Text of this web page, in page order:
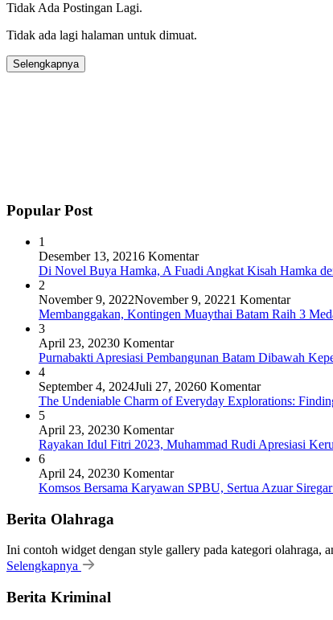
Tidak Ada Postingan Lagi.
Tidak ada lagi halaman untuk dimuat.
Selengkapnya
Popular Post
1
Desember 13, 20216 Komentar
Di Novel Buya Hamka, A Fuadi Angkat Kisah Hamka
2
November 9, 2022November 9, 20221 Komentar
Membanggakan, Kontingen Muaythai Batam Raih 3
3
April 23, 20230 Komentar
Purnabakti Apresiasi Pembangunan Batam Dibawah
4
September 4, 2024Juli 27, 20260 Komentar
The Undeniable Charm of Everyday Explorations:
5
April 23, 20230 Komentar
Rayakan Idul Fitri 2023, Muhammad Rudi Apresiasi
6
April 24, 20230 Komentar
Komsos Bersama Karyawan SPBU, Sertua Azuar
Berita Olahraga
Ini contoh widget dengan style gallery pada kategori olahraga,
Selengkapnya
Berita Kriminal